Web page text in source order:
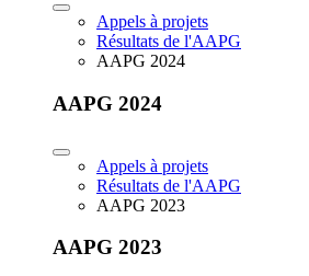
Appels à projets
Résultats de l'AAPG
AAPG 2024
AAPG 2024
Appels à projets
Résultats de l'AAPG
AAPG 2023
AAPG 2023